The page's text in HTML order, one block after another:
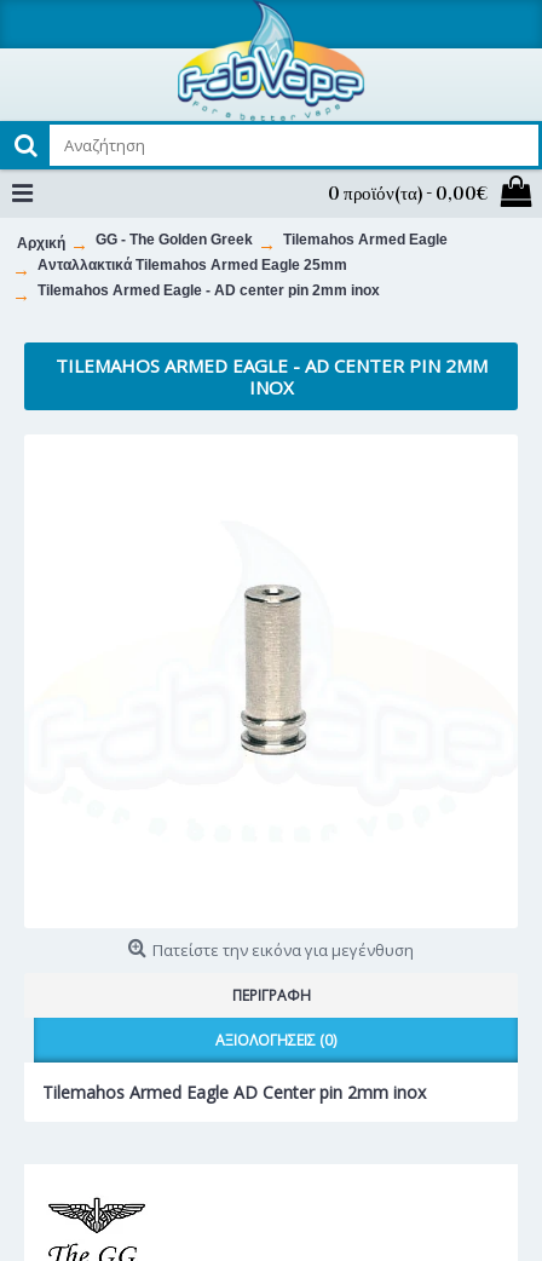
0 προϊόν(τα) - 0,00€
Αρχική GG - The Golden Greek
Tilemahos Armed Eagle
Ανταλλακτικά Tilemahos Armed Eagle 25mm
Tilemahos Armed Eagle - AD center pin 2mm inox
TILEMAHOS ARMED EAGLE - AD CENTER PIN 2MM
INOX
Πατείστε την εικόνα για μεγένθυση
ΠΕΡΙΓΡΑΦΉ
ΑΞΙΟΛΟΓΉΣΕΙΣ (0)
Tilemahos Armed Eagle AD Center pin 2mm inox